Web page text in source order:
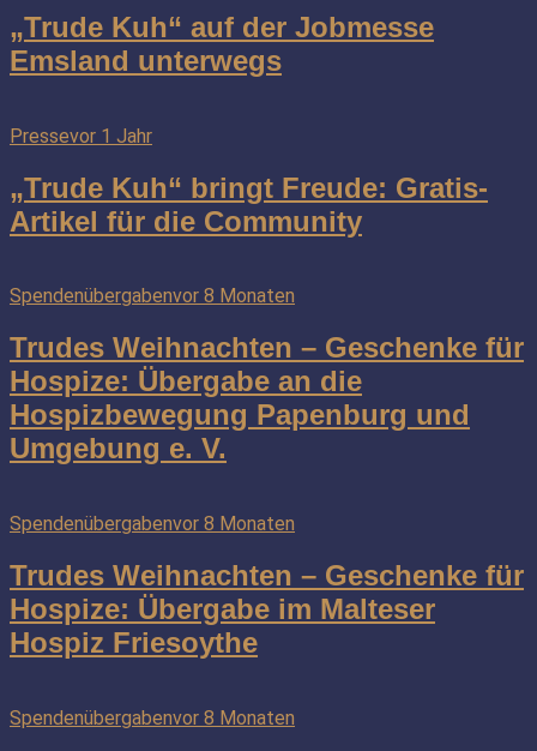
„Trude Kuh“ auf der Jobmesse
Emsland unterwegs
Pressevor 1 Jahr
„Trude Kuh“ bringt Freude: Gratis-
Artikel für die Community
Spendenübergabenvor 8 Monaten
Trudes Weihnachten – Geschenke für
Hospize: Übergabe an die
Hospizbewegung Papenburg und
Umgebung e. V.
Spendenübergabenvor 8 Monaten
Trudes Weihnachten – Geschenke für
Hospize: Übergabe im Malteser
Hospiz Friesoythe
Spendenübergabenvor 8 Monaten